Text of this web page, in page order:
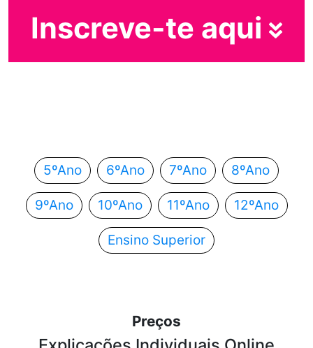
Inscreve-te aqui
5ºAno 6ºAno 7ºAno 8ºAno
9ºAno 10ºAno 11ºAno 12ºAno
Ensino Superior
Preços